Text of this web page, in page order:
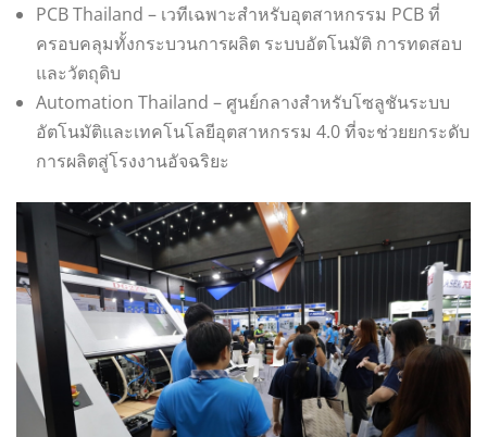
PCB Thailand – เวทีเฉพาะสำหรับอุตสาหกรรม PCB ที่
ครอบคลุมทั้งกระบวนการผลิต ระบบอัตโนมัติ การทดสอบ
และวัตถุดิบ
Automation Thailand – ศูนย์กลางสำหรับโซลูชันระบบ
อัตโนมัติและเทคโนโลยีอุตสาหกรรม 4.0 ที่จะช่วยยกระดับ
การผลิตสู่โรงงานอัจฉริยะ